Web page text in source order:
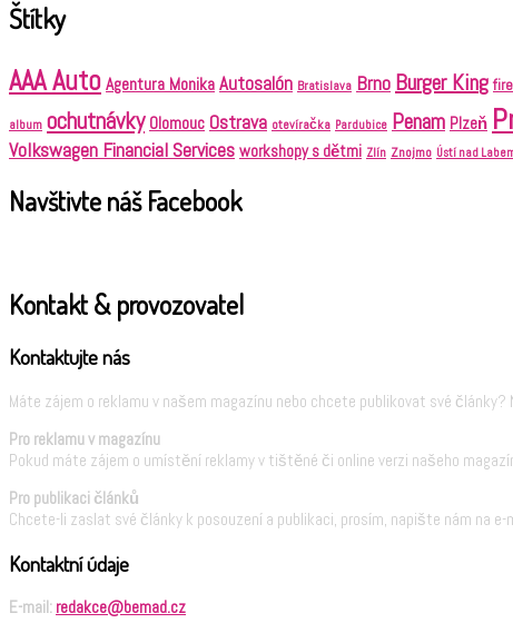
Štítky
AAA Auto Agentura Monika Autosalón Bratislava Brno Burger King
album ochutnávky Olomouc Ostrava otevíračka Pardubice Penam Plzeň
Volkswagen Financial Services workshopy s dětmi Zlín Znojmo Ústí nad
Navštivte náš Facebook
Kontakt & provozovatel
Kontaktujte nás
Máte zájem o reklamu v našem magazínu nebo chcete publikovat své
Pro reklamu v magazínu
Pokud máte zájem o umístění reklamy v tištěné či online verzi našeho
Pro publikaci článků
Chcete-li zaslat své články k posouzení a publikaci, prosím, napište nám na e-
Kontaktní údaje
E-mail: redakce@bemad.cz